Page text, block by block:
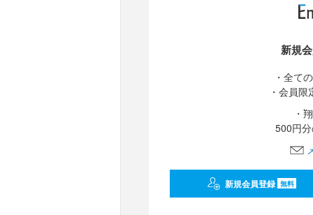
新規
・全て
・会員
・
500円
新規会員登録 無料